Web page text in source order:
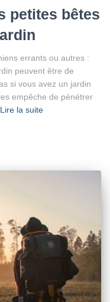
petites bêtes
errants ou autres :
peuvent être de
si vous avez un jardin
empêche de pénétrer
Lire la suite